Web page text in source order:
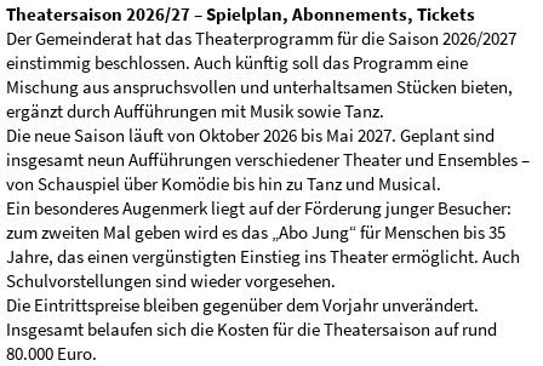
Theatersaison 2026/27 – Spielplan, Abonnements, Tickets
Der Gemeinderat hat das Theaterprogramm für die Saison 2026/2027
einstimmig beschlossen. Auch künftig soll das Programm eine
Mischung aus anspruchsvollen und unterhaltsamen Stücken bieten,
ergänzt durch Aufführungen mit Musik sowie Tanz.
Die neue Saison läuft von Oktober 2026 bis Mai 2027. Geplant sind
insgesamt neun Aufführungen verschiedener Theater und Ensembles –
von Schauspiel über Komödie bis hin zu Tanz und Musical.
Ein besonderes Augenmerk liegt auf der Förderung junger Besucher:
zum zweiten Mal geben wird es das „Abo Jung“ für Menschen bis 35
Jahre, das einen vergünstigten Einstieg ins Theater ermöglicht. Auch
Schulvorstellungen sind wieder vorgesehen.
Die Eintrittspreise bleiben gegenüber dem Vorjahr unverändert.
Insgesamt belaufen sich die Kosten für die Theatersaison auf rund
80.000 Euro.